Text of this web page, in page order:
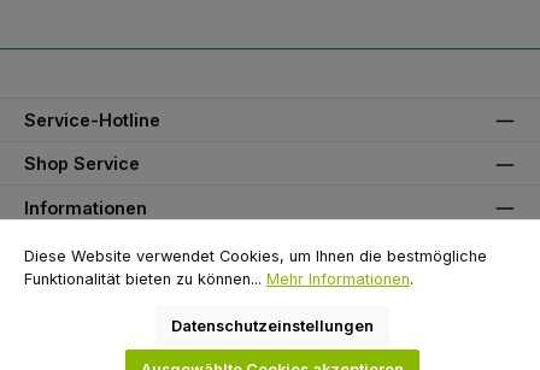
Service-Hotline
Shop Service
Informationen
Unser Partner
Diese Website verwendet Cookies, um Ihnen die bestmögliche
Funktionalität bieten zu können... Mehr Informationen.
Datenschutzeinstellungen